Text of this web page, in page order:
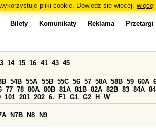
pliki cookie. Dowiedz się więcej. więcej
Bilety Komunikaty Reklama Przetargi
14 15 16 41 43 45
54B 55A 55B 55C 56 57 58A 58B 59 60A
77 78 80A 80B 81A 81B 82A 82B 83 84A
101 201 202 6. F1 G1 G2 H W
N7B N8 N9